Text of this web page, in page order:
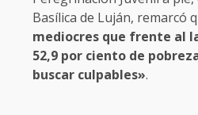
Basílica de Luján, remarcó
mediocres que frente al
52,9 por ciento de
buscar culpables».